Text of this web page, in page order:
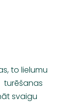
to lielumu
turēšanas
svaigu